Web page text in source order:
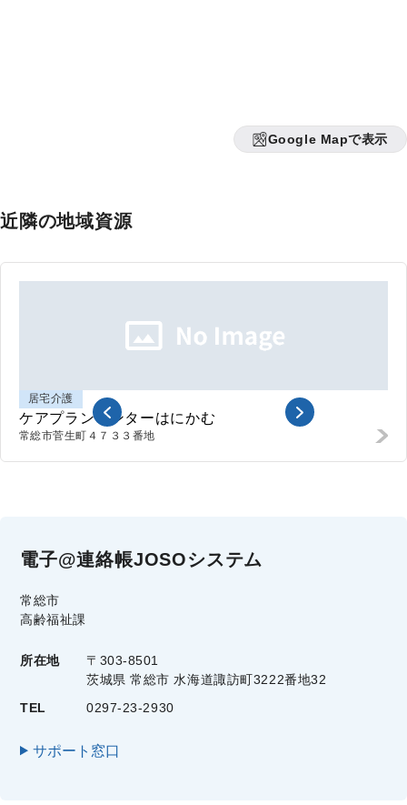
Google Mapで表示
近隣の地域資源
居宅介護
ケアプランセンターはにかむ
常総市菅生町４７３３番地
電子@連絡帳JOSOシステム
常総市
高齢福祉課
所在地
〒303-8501
茨城県 常総市 水海道諏訪町3222番地32
TEL
0297-23-2930
サポート窓口